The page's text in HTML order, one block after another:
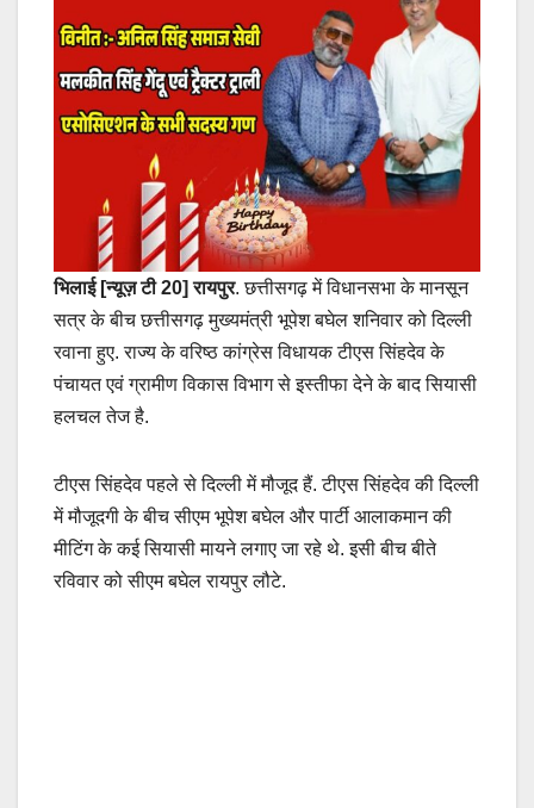
भिलाई [न्यूज़ टी 20] रायपुर. छत्तीसगढ़ में विधानसभा के मानसून
सत्र के बीच छत्तीसगढ़ मुख्यमंत्री भूपेश बघेल शनिवार को दिल्ली
रवाना हुए. राज्य के वरिष्ठ कांग्रेस विधायक टीएस सिंहदेव के
पंचायत एवं ग्रामीण विकास विभाग से इस्तीफा देने के बाद सियासी
हलचल तेज है.
टीएस सिंहदेव पहले से दिल्ली में मौजूद हैं. टीएस सिंहदेव की दिल्ली
में मौजूदगी के बीच सीएम भूपेश बघेल और पार्टी आलाकमान की
मीटिंग के कई सियासी मायने लगाए जा रहे थे. इसी बीच बीते
रविवार को सीएम बघेल रायपुर लौटे.